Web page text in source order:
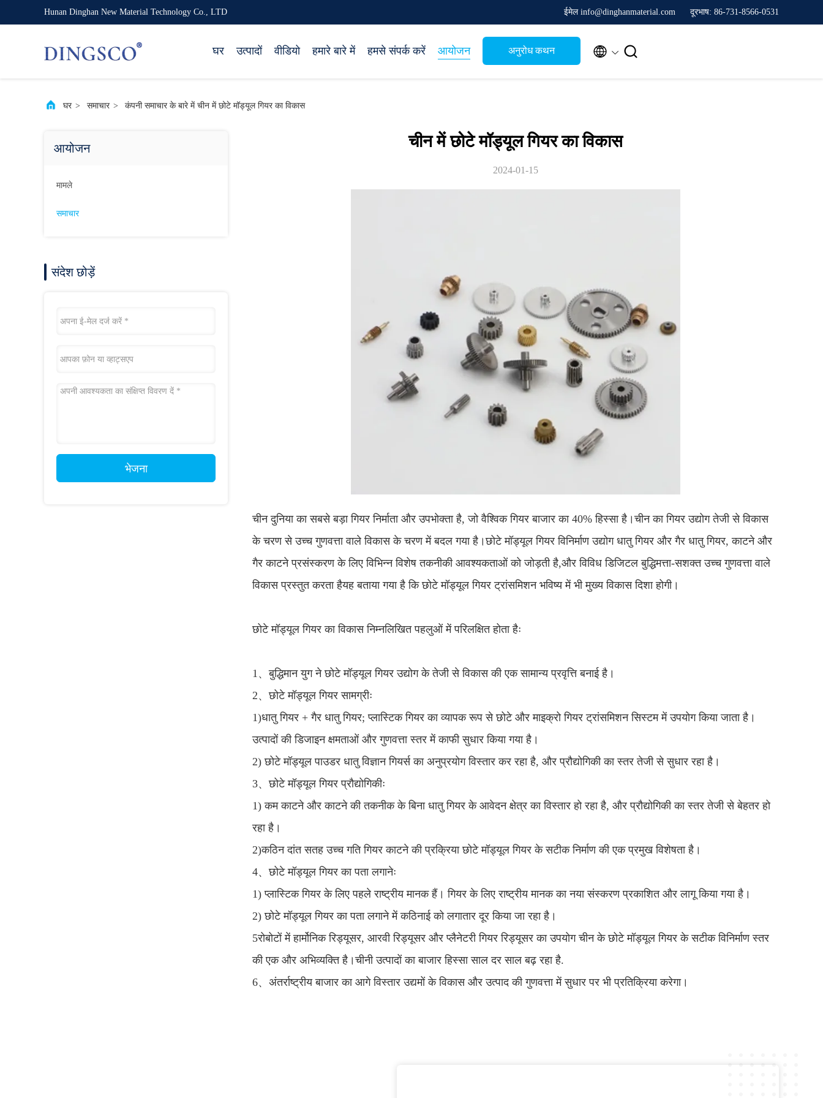
Hunan Dinghan New Material Technology Co., LTD ईमेल info@dinghanmaterial.com दूरभाष: 86-731-8566-0531
घर उत्पादों वीडियो हमारे बारे में हमसे संपर्क करें आयोजन अनुरोध कथन  
घर > समाचार > कंपनी समाचार के बारे में चीन में छोटे मॉड्यूल गियर का विकास
आयोजन
मामले
समाचार
संदेश छोड़ें
भेजना
चीन में छोटे मॉड्यूल गियर का विकास
2024-01-15
चीन दुनिया का सबसे बड़ा गियर निर्माता और उपभोक्ता है, जो वैश्विक गियर बाजार का 40% हिस्सा है।चीन का गियर उद्योग तेजी से विकास
के चरण से उच्च गुणवत्ता वाले विकास के चरण में बदल गया है।छोटे मॉड्यूल गियर विनिर्माण उद्योग धातु गियर और गैर धातु गियर, काटने और
गैर काटने प्रसंस्करण के लिए विभिन्न विशेष तकनीकी आवश्यकताओं को जोड़ती है,और विविध डिजिटल बुद्धिमत्ता-सशक्त उच्च गुणवत्ता वाले
विकास प्रस्तुत करता हैयह बताया गया है कि छोटे मॉड्यूल गियर ट्रांसमिशन भविष्य में भी मुख्य विकास दिशा होगी।
छोटे मॉड्यूल गियर का विकास निम्नलिखित पहलुओं में परिलक्षित होता हैः
1、बुद्धिमान युग ने छोटे मॉड्यूल गियर उद्योग के तेजी से विकास की एक सामान्य प्रवृत्ति बनाई है।
2、छोटे मॉड्यूल गियर सामग्रीः
1)धातु गियर + गैर धातु गियर; प्लास्टिक गियर का व्यापक रूप से छोटे और माइक्रो गियर ट्रांसमिशन सिस्टम में उपयोग किया जाता है।
उत्पादों की डिजाइन क्षमताओं और गुणवत्ता स्तर में काफी सुधार किया गया है।
2) छोटे मॉड्यूल पाउडर धातु विज्ञान गियर्स का अनुप्रयोग विस्तार कर रहा है, और प्रौद्योगिकी का स्तर तेजी से सुधार रहा है।
3、छोटे मॉड्यूल गियर प्रौद्योगिकीः
1) कम काटने और काटने की तकनीक के बिना धातु गियर के आवेदन क्षेत्र का विस्तार हो रहा है, और प्रौद्योगिकी का स्तर तेजी से बेहतर हो
रहा है।
2)कठिन दांत सतह उच्च गति गियर काटने की प्रक्रिया छोटे मॉड्यूल गियर के सटीक निर्माण की एक प्रमुख विशेषता है।
4、छोटे मॉड्यूल गियर का पता लगानेः
1) प्लास्टिक गियर के लिए पहले राष्ट्रीय मानक हैं। गियर के लिए राष्ट्रीय मानक का नया संस्करण प्रकाशित और लागू किया गया है।
2) छोटे मॉड्यूल गियर का पता लगाने में कठिनाई को लगातार दूर किया जा रहा है।
5रोबोटों में हार्मोनिक रिड्यूसर, आरवी रिड्यूसर और प्लैनेटरी गियर रिड्यूसर का उपयोग चीन के छोटे मॉड्यूल गियर के सटीक विनिर्माण स्तर
की एक और अभिव्यक्ति है।चीनी उत्पादों का बाजार हिस्सा साल दर साल बढ़ रहा है.
6、अंतर्राष्ट्रीय बाजार का आगे विस्तार उद्यमों के विकास और उत्पाद की गुणवत्ता में सुधार पर भी प्रतिक्रिया करेगा।